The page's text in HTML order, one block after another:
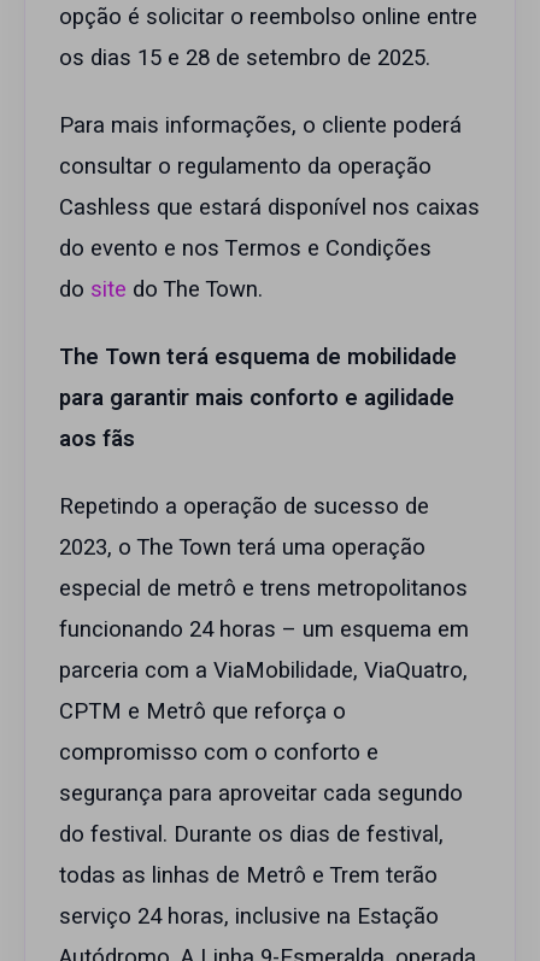
opção é solicitar o reembolso online entre
os dias 15 e 28 de setembro de 2025.
Para mais informações, o cliente poderá
consultar o regulamento da operação
Cashless que estará disponível nos caixas
do evento e nos Termos e Condições
do site do The Town.
The Town terá esquema de mobilidade
para garantir mais conforto e agilidade
aos fãs
Repetindo a operação de sucesso de
2023, o The Town terá uma operação
especial de metrô e trens metropolitanos
funcionando 24 horas – um esquema em
parceria com a ViaMobilidade, ViaQuatro,
CPTM e Metrô que reforça o
compromisso com o conforto e
segurança para aproveitar cada segundo
do festival. Durante os dias de festival,
todas as linhas de Metrô e Trem terão
serviço 24 horas, inclusive na Estação